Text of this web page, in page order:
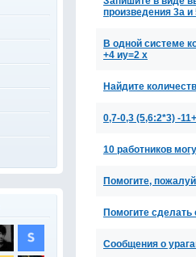
произведения 3a и
В одной системе
+4 иу=2 х
Найдите
0,7-0,3 (5,6:2*3) -
10 работников
Помогите,
Помогите
Сообщения о